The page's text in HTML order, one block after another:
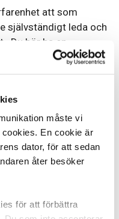
måste vi
En cookie är
dator, för att sedan
åter besöker
för att förbättra
att som
självständigt leda och
Du bör ha en
med
alternativt
om
upphandling och
för tjänsten. Vi
du kan uttrycka dig
är en erfaren och
vara med och
förmåga att planera